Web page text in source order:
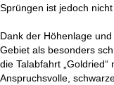
Sprüngen ist jedoch nicht
Dank der Höhenlage
Gebiet als besonders
die Talabfahrt „Goldried“
Anspruchsvolle,